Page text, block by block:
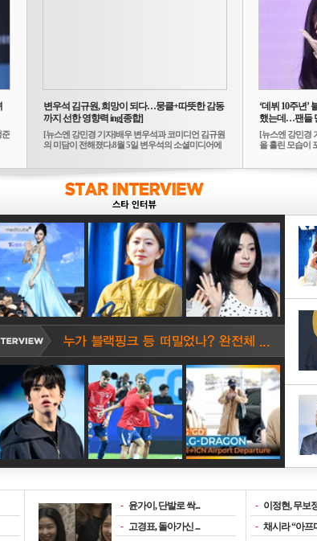
준
변우석 김규원, 희망이 되다…뭉클+따뜻한 감동
까지 선한 영향력 ing[종합]
[뉴스엔 강민경 기자]배우 변우석과 코미디언 김규원
의 미담이 전해졌다.8월 5일 변우석의 소셜미디어에
‘데뷔 10주년’
했는데…팬들
[뉴스엔 강민경
을 흘린 모습이
- 윤가이, 단발로 싹...
- 고경표, 돌아가신 ...
- 이정현, 무보
- 채시라 “아프